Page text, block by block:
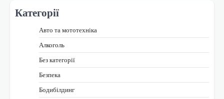
Категорії
Авто та мототехніка
Алкоголь
Без категорії
Безпека
Бодибілдинг